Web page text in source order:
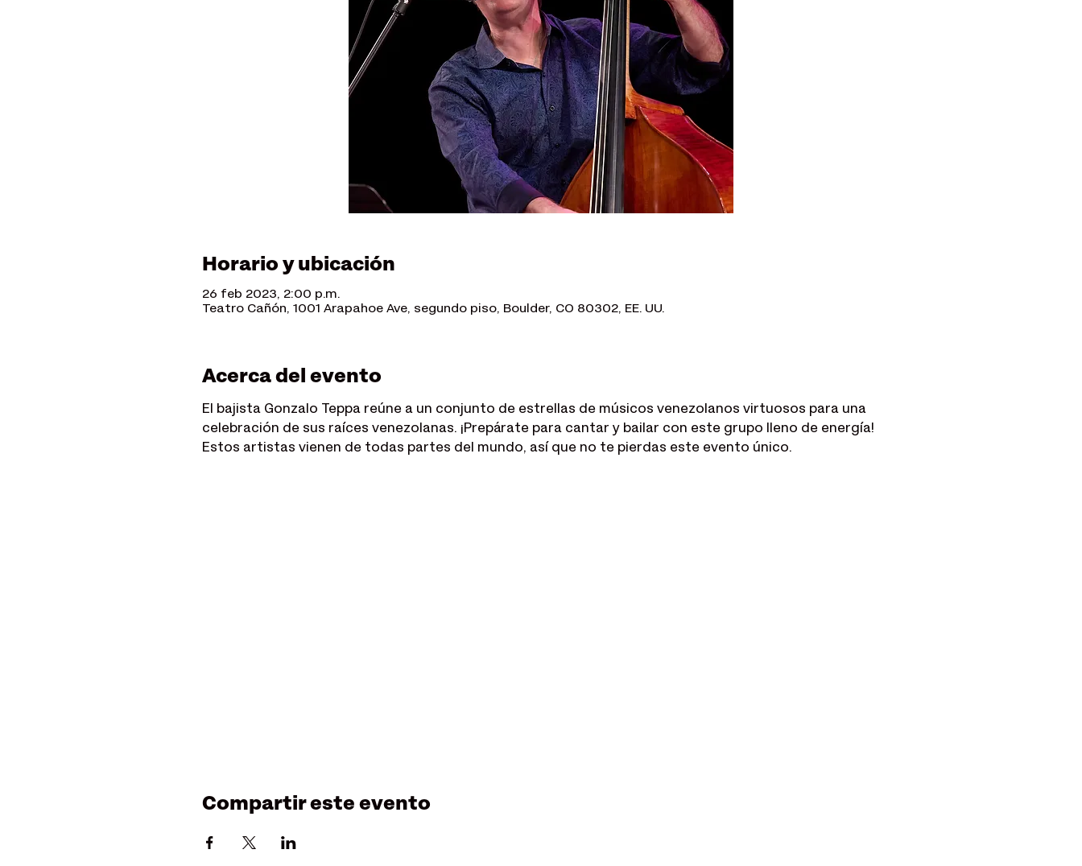
Horario y ubicación
26 feb 2023, 2:00 p.m.
Teatro Cañón, 1001 Arapahoe Ave, segundo piso, Boulder, CO 80302, EE. UU.
Acerca del evento
El bajista Gonzalo Teppa reúne a un conjunto de estrellas de músicos venezolanos virtuosos para una
celebración de sus raíces venezolanas. ¡Prepárate para cantar y bailar con este grupo lleno de energía!
Estos artistas vienen de todas partes del mundo, así que no te pierdas este evento único.
Compartir este evento